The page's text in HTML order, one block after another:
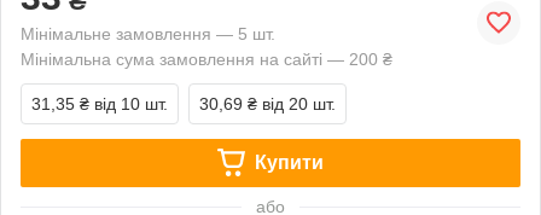
Мінімальне замовлення — 5 шт.
Мінімальна сума замовлення на сайті — 200 ₴
31,35 ₴ від 10 шт. 30,69 ₴ від 20 шт.
Купити
або